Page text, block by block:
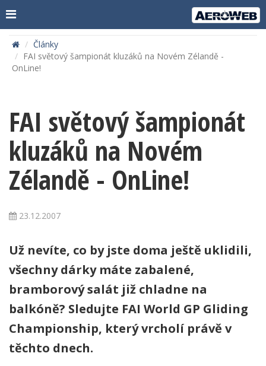
Články
FAI světový šampionát kluzáků na Novém Zélandě -
OnLine!
FAI světový šampionát
kluzáků na Novém
Zélandě - OnLine!
23.12.2007
Už nevíte, co by jste doma ještě uklidili,
všechny dárky máte zabalené,
bramborový salát již chladne na
balkóně? Sledujte FAI World GP Gliding
Championship, který vrcholí právě v
těchto dnech.